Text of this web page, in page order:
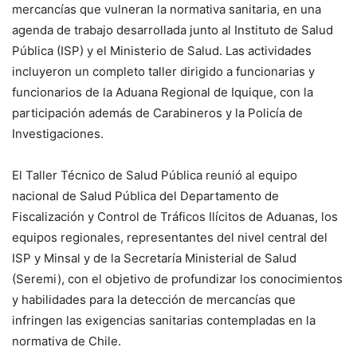
mercancías que vulneran la normativa sanitaria, en una
agenda de trabajo desarrollada junto al Instituto de Salud
Pública (ISP) y el Ministerio de Salud. Las actividades
incluyeron un completo taller dirigido a funcionarias y
funcionarios de la Aduana Regional de Iquique, con la
participación además de Carabineros y la Policía de
Investigaciones.
El Taller Técnico de Salud Pública reunió al equipo
nacional de Salud Pública del Departamento de
Fiscalización y Control de Tráficos Ilícitos de Aduanas, los
equipos regionales, representantes del nivel central del
ISP y Minsal y de la Secretaría Ministerial de Salud
(Seremi), con el objetivo de profundizar los conocimientos
y habilidades para la detección de mercancías que
infringen las exigencias sanitarias contempladas en la
normativa de Chile.